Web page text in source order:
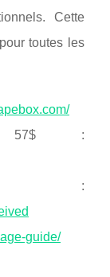
Cette
toutes les
57$ :
:
guide/